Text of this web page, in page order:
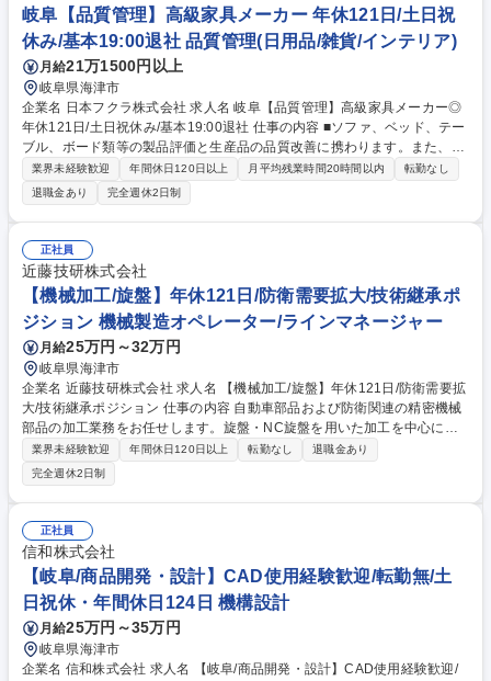
R東海様や三菱重工様など大手企業から依頼された重要部品の「品質の
砦」として、リーダーシップを発揮しチームを牽引していただくことを期
待しています。 募集職種 【岐阜/品質管理リーダー候補】金属製品の検査
経験者募集/16:45定時/夜勤なし
岐阜【品質管理】高級家具メーカー 年休121日/土日祝
休み/基本19:00退社 品質管理(日用品/雑貨/インテリア)
月給21万1500円以上
岐阜県海津市
企業名 日本フクラ株式会社 求人名 岐阜【品質管理】高級家具メーカー◎
年休121日/土日祝休み/基本19:00退社 仕事の内容 ■ソファ、ベッド、テー
ブル、ボード類等の製品評価と生産品の品質改善に携わります。また、品
質管理の仕組みの構築もお任せします。 ◎製品の幅広い知識が必要となる
為、知見を広げられる楽しみがあります ・クレーム発生時には、顧客目線
で迅速に対応し、再発防止策を実施して拡大を防ぎます。品質管理におけ
る仕組みの構築については、協力工場の実態に即したISOを基本として仕
組みを構築し、展開していきます。 ・新商品開発段階における品質不具合
リスクの軽減の為、必要な品質評価や試験を行います。また、顧客の満足
度向上に向けた情報収集と品質の改善を関係部署と共に行います。 募集職
種 岐阜【品質管理】高級家具メーカー◎年休121日/土日祝休み/基本19:00
退社
業界未経験歓迎 年間休日120日以上 月平均残業時間20時間以内
転勤なし
退職金あり
完全週休2日制
正社員
近藤技研株式会社
【機械加工/旋盤】年休121日/防衛需要拡大/技術継承ポ
ジション 機械製造オペレーター/ラインマネージャー
月給25万円～32万円
岐阜県海津市
企業名 近藤技研株式会社 求人名 【機械加工/旋盤】年休121日/防衛需要拡
大/技術継承ポジション 仕事の内容 自動車部品および防衛関連の精密機械
部品の加工業務をお任せします。旋盤・NC旋盤を用いた加工を中心に、
将来的には現場の中核として技術継承も担っていただくポジションです。
■機械加工：マシニングセンタ、旋盤、NC旋盤、NC自動機等を用いた自
動車部品または防衛関連の金属機械部品の加工業務（主に旋盤・NC旋盤
での加工をお任せ） ■製品確認 経験や適性に応じて担当分野を決定しま
す。ベテラン社員も多く、技術取得ができます。分からない事など気軽に
ご相談いただける環境です。 募集職種 【機械加工/旋盤】年休121日/防衛
需要拡大/技術継承ポジション
業界未経験歓迎 年間休日120日以上 転勤なし
退職金あり
完全週休2日制
正社員
信和株式会社
【岐阜/商品開発・設計】CAD使用経験歓迎/転勤無/土
日祝休・年間休日124日 機構設計
月給25万円～35万円
岐阜県海津市
企業名 信和株式会社 求人名 【岐阜/商品開発・設計】CAD使用経験歓迎/